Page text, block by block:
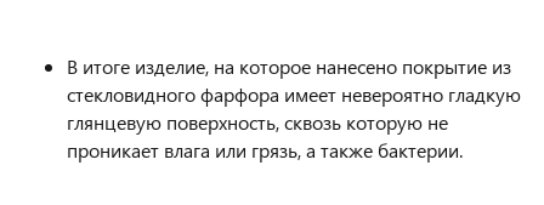
В итоге изделие, на которое нанесено покрытие из
стекловидного фарфора имеет невероятно гладкую
глянцевую поверхность, сквозь которую не
проникает влага или грязь, а также бактерии.